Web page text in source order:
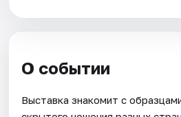
О событии
Выставка знакомит с